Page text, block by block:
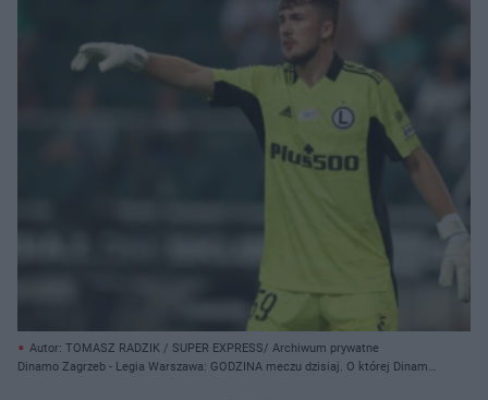
Autor: TOMASZ RADZIK / SUPER EXPRESS/ Archiwum prywatne
Dinamo Zagrzeb - Legia Warszawa: GODZINA meczu dzisiaj. O której Dinamo